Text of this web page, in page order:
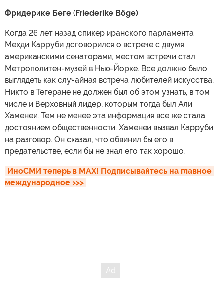
Фридерике Беге (Friederike Böge)
Когда 26 лет назад спикер иранского парламента
Мехди Карруби договорился о встрече с двумя
американскими сенаторами, местом встречи стал
Метрополитен-музей в Нью-Йорке. Все должно было
выглядеть как случайная встреча любителей искусства.
Никто в Тегеране не должен был об этом узнать, в том
числе и Верховный лидер, которым тогда был Али
Хаменеи. Тем не менее эта информация все же стала
достоянием общественности. Хаменеи вызвал Карруби
на разговор. Он сказал, что обвинил бы его в
предательстве, если бы не знал его так хорошо.
ИноСМИ теперь в MAX! Подписывайтесь на главное
международное >>>